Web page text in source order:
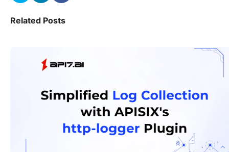
Related Posts